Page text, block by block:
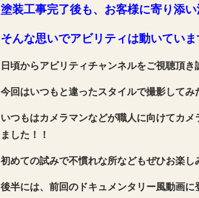
塗装工事完了後も、お客様に寄り添
そんな思いでアビリティは動いていま
日頃からアビリティチャンネルをご視聴頂き
今回はいつもと違ったスタイルで撮影してみ
いつもはカメラマンなどが職人に向けてカ
ました！！
初めての試みで不慣れな所などもぜひお楽し
後半には、前回のドキュメンタリー風動画